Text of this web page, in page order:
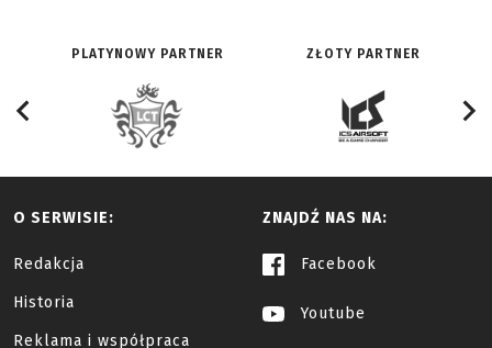
PLATYNOWY PARTNER ZŁOTY PARTNER
O SERWISIE:
Redakcja
Historia
Reklama i współpraca
ZNAJDŹ NAS NA:
Facebook
Youtube